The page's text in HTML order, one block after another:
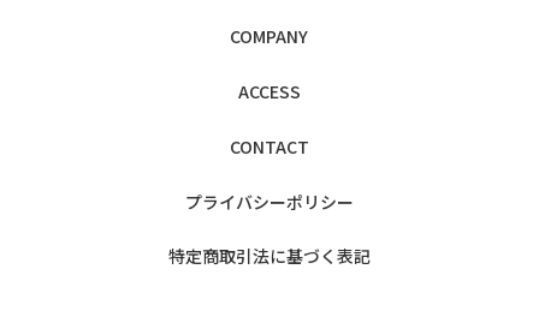
COMPANY
ACCESS
CONTACT
プライバシーポリシー
特定商取引法に基づく表記